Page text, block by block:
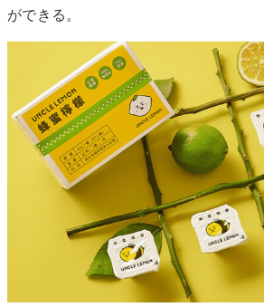
ができる。